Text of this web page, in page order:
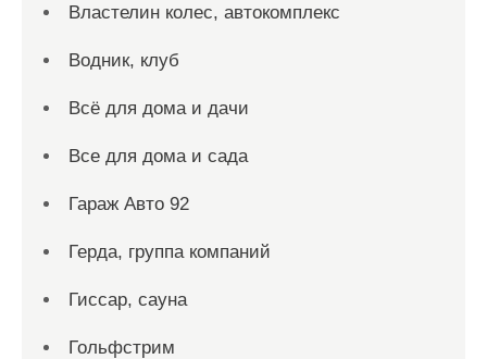
Властелин колес, автокомплекс
Водник, клуб
Всё для дома и дачи
Все для дома и сада
Гараж Авто 92
Герда, группа компаний
Гиссар, сауна
Гольфстрим